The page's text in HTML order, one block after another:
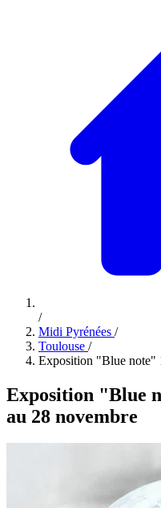
/
Midi Pyrénées /
Toulouse /
Exposition "Blue note"
Exposition "Blue
au 28 novembre